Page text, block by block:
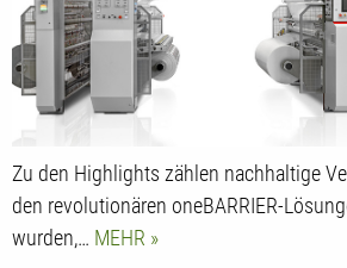
Zu den Highlights zählen nachhaltige
den revolutionären oneBARRIER-
wurden,… MEHR